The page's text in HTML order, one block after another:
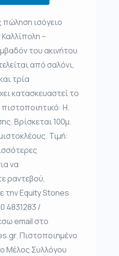
πώληση ισόγειο
–
του ακινήτου
από σαλόνι,
τρία
κατασκευαστεί το
πιστοποιητικό: Η.
Βρίσκεται 100μ.
Τιμή:
να
ραντεβού,
την Equity Stones
4831283 /
email στο
Πιστοποιημένο
Μέλος Συλλόγου